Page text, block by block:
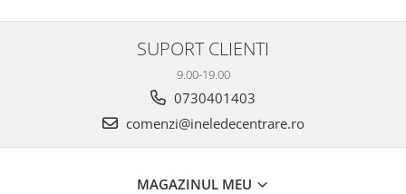
SUPORT CLIENTI
9.00-19.00
0730401403
comenzi@ineledecentrare.ro
MAGAZINUL MEU